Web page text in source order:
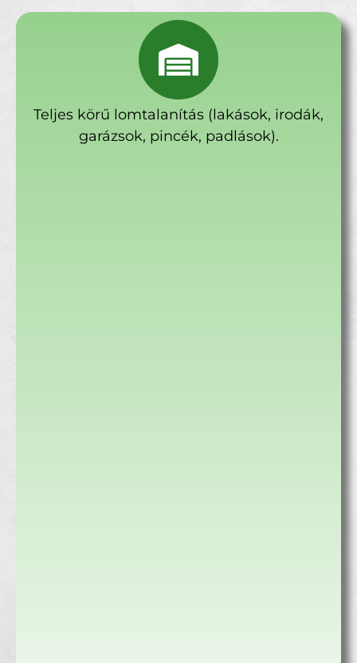
Teljes körű lomtalanítás (lakások, irodák,
garázsok, pincék, padlások).